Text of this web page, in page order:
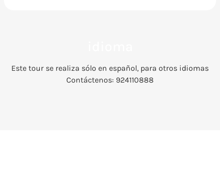
Este tour se realiza sólo en español, para otros idiomas
Contáctenos: 924110888